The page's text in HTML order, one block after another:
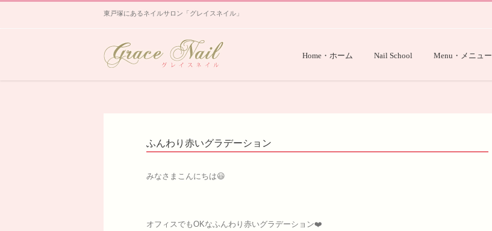
東戸塚にあるネイルサロン「グレイスネイル」
Home・ホーム Nail School Menu・メニュー
ふんわり赤いグラデーション
みなさまこんにちは😃
オフィスでもOKなふんわり赤いグラデーション❤️